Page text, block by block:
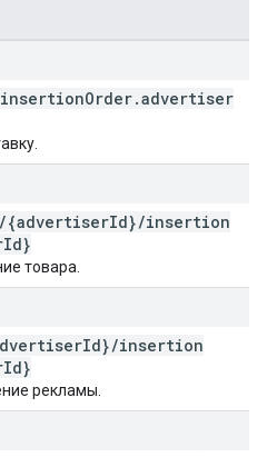
Order.advertiser
/{advertiserId}/insertion
Id}
товара.
Id}/insertion
Id}
рекламы.